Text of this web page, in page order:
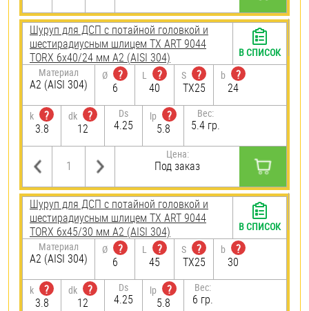
Шуруп для ДСП с потайной головкой и
шестирадиусным шлицем TX ART 9044
TORX 6х40/24 мм А2 (AISI 304)
Материал
А2 (AISI 304)
Ø
?
6
L
?
40
S
?
TX25
b
?
24
k
?
3.8
dk
?
12
Ds
4.25
lp
?
5.8
Вес:
5.4 гр.
Цена:
Под заказ
В СПИСОК
Шуруп для ДСП с потайной головкой и
шестирадиусным шлицем TX ART 9044
TORX 6х45/30 мм А2 (AISI 304)
Материал
А2 (AISI 304)
Ø
?
6
L
?
45
S
?
TX25
b
?
30
k
?
3.8
dk
?
12
Ds
4.25
lp
?
5.8
Вес:
6 гр.
В СПИСОК